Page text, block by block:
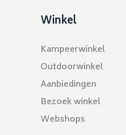
Winkel
Kampeerwinkel
Outdoorwinkel
Aanbiedingen
Bezoek winkel
Webshops